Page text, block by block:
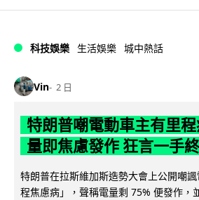
科技娛樂 生活娛樂 城中熱話
Vin 2 日
特朗普嘲電動車主有里
量即焦慮發作 狂言一手
特朗普在拉斯維加斯造勢大會上公開嘲
程焦慮病」，聲稱電量剩 75% 便發作，